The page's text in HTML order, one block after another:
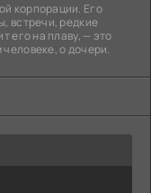
корпорации. Его
встречи, редкие
его на плаву, — это
о дочери.